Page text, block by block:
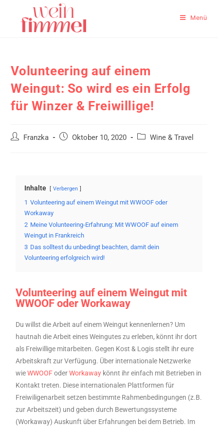
Menü
Volunteering auf einem
Weingut: So wird es ein Erfolg
für Winzer & Freiwillige!
Franzka Oktober 10, 2020 Wine & Travel
Inhalte Verbergen
1 Volunteering auf einem Weingut mit WWOOF oder
Workaway
2 Meine Volunteering-Erfahrung: Mit WWOOF auf einem
Weingut in Frankreich
3 Das solltest du unbedingt beachten, damit dein
Volunteering erfolgreich wird!
Volunteering auf einem Weingut mit
WWOOF oder Workaway
Du willst die Arbeit auf einem Weingut kennenlernen? Um
hautnah die Arbeit eines Weingutes zu erleben, könnt ihr dort
als Freiwillige mitarbeiten. Gegen Kost & Logis stellt ihr eure
Arbeitskraft zur Verfügung. Über internationale Netzwerke
wieWWOOFoderWorkaway könnt ihr einfach mit Betrieben in
Kontakt treten. Diese internationalen Plattformen für
Freiwiligenarbeit setzen bestimmte Rahmenbedingungen (z.B.
zur Arbeitszeit) und geben durch Bewertungssysteme
(Workaway) Auskunft über Erfahrungen bei dem Betrieb. Im